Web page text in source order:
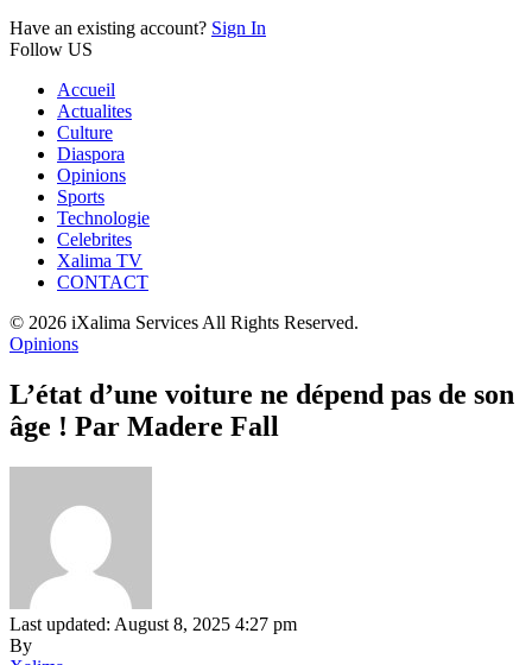
Have an existing account? Sign In
Follow US
Accueil
Actualites
Culture
Diaspora
Opinions
Sports
Technologie
Celebrites
Xalima TV
CONTACT
© 2026 iXalima Services All Rights Reserved.
Opinions
L’état d’une voiture ne dépend pas de son
âge ! Par Madere Fall
Last updated: August 8, 2025 4:27 pm
By